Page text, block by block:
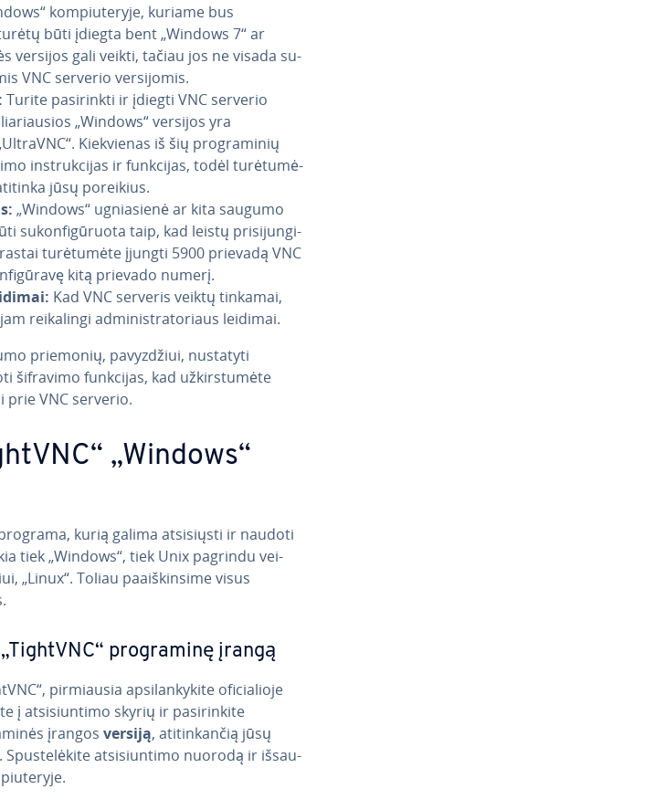
kom­piu­te­ry­je, kuriame bus
būti įdiegta bent „Windows 7“ ar
versijos gali veikti, tačiau jos ne visada su­
VNC serverio ver­si­jo­mis.
Turite pa­si­rink­ti ir įdiegti VNC serverio
„Windows“ versijos yra
Kiek­vie­nas iš šių prog­ra­mi­nių
inst­ruk­ci­jas ir funkcijas, todėl tu­rė­tu­mė­
jūsų poreikius.
„Windows“ ug­nia­sie­nė ar kita saugumo
su­kon­fi­gū­ruo­ta taip, kad leistų pri­si­jun­gi­
tu­rė­tu­mė­te įjungti 5900 prievadą VNC
kitą prievado numerį.
Kad VNC serveris veiktų tinkamai,
rei­ka­lin­gi ad­mi­nist­ra­to­riaus leidimai.
priemonių, pa­vyz­džiui, nustatyti
šifravimo funkcijas, kad už­kirs­tu­mė­te
VNC serverio.
„Windows“
kurią galima at­si­siųs­ti ir naudoti
tiek „Windows“, tiek Unix pagrindu vei­
„Linux“. Toliau pa­aiš­kin­si­me visus
prog­ra­mi­nę įrangą
pir­miau­sia ap­si­lan­ky­ki­te ofi­cia­lio­je
į at­si­siun­ti­mo skyrių ir pa­si­rin­ki­te
įrangos versiją, ati­tin­kan­čią jūsų
Spus­te­lė­ki­te at­si­siun­ti­mo nuorodą ir iš­sau­